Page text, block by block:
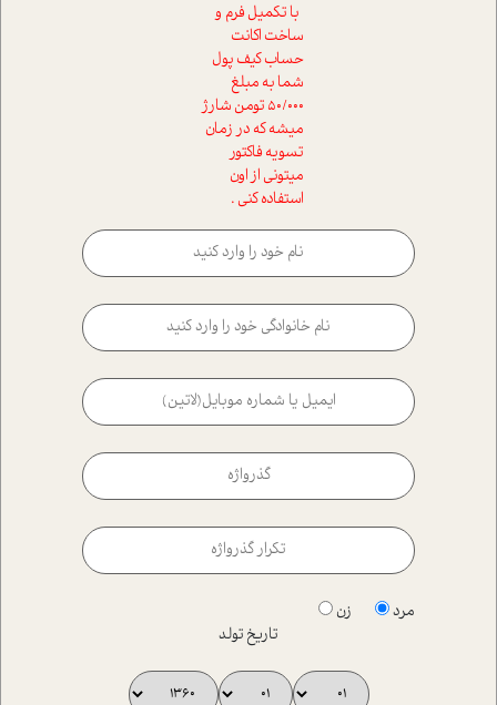
با تکمیل فرم و
ساخت اکانت
حساب کیف پول
شما به مبلغ
50/000 تومن شارژ
میشه که در زمان
تسویه فاکتور
میتونی از اون
استفاده کنی .
مرد
زن
تاریخ تولد